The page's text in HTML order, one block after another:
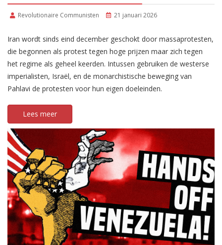
Revolutionaire Communisten 21 januari 2026
Iran wordt sinds eind december geschokt door massaprotesten,
die begonnen als protest tegen hoge prijzen maar zich tegen
het regime als geheel keerden. Intussen gebruiken de westerse
imperialisten, Israël, en de monarchistische beweging van
Pahlavi de protesten voor hun eigen doeleinden.
Lees meer